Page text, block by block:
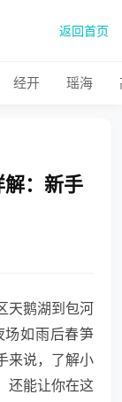
返回首页
经开 瑶海
解：新手
天鹅湖到包河
场如雨后春笋
来说，了解小
还能让你在这